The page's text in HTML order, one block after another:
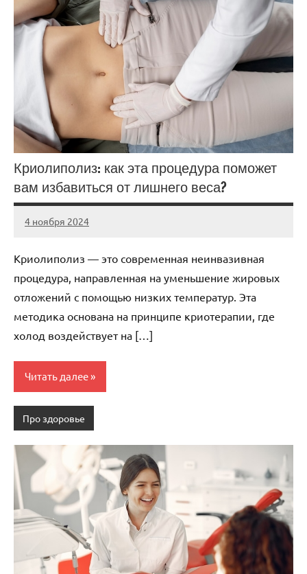
Криолиполиз: как эта процедура поможет
вам избавиться от лишнего веса?
4 ноября 2024
Avtor
Нет
Криолиполиз — это современная неинвазивная
процедура, направленная на уменьшение жировых
отложений с помощью низких температур. Эта
методика основана на принципе криотерапии, где
холод воздействует на […]
Читать далее
Про здоровье